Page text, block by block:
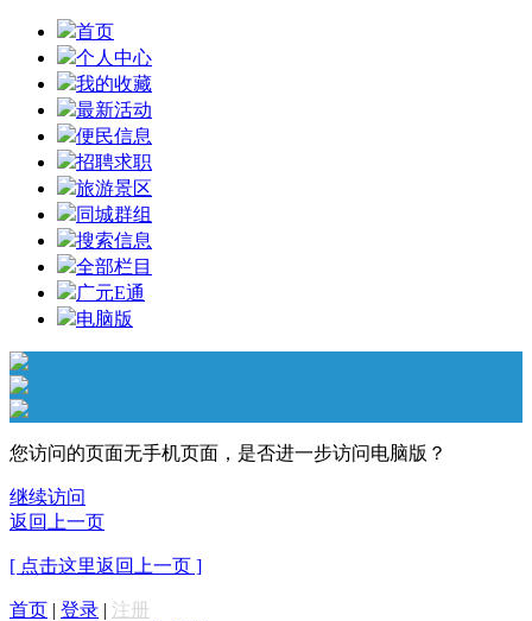
首页
个人中心
我的收藏
最新活动
便民信息
招聘求职
旅游景区
同城群组
搜索信息
全部栏目
广元E通
电脑版
您访问的页面无手机页面，是否进一步访问电脑版？
继续访问
返回上一页
[ 点击这里返回上一页 ]
首页 | 登录 | 注册